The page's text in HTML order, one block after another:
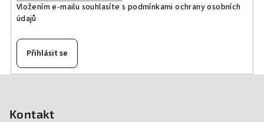
Vložením e-mailu souhlasíte s podmínkami ochrany osobních
údajů
Přihlásit se
Kontakt